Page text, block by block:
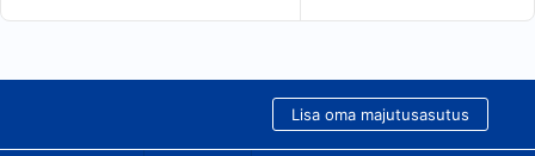
Lisa oma majutusasutus